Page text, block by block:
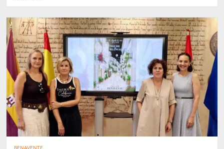
BENAVENTE